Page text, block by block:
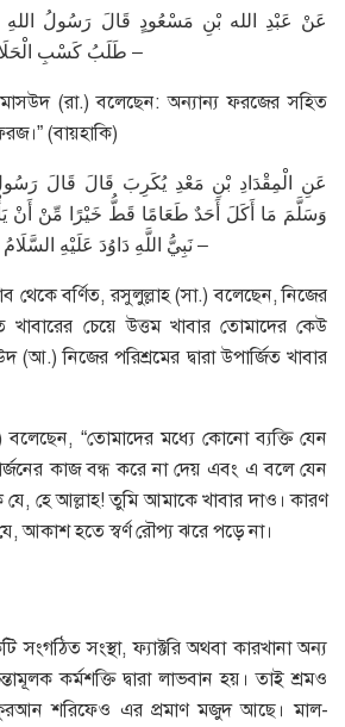
عَنْ عَبْدِ الله بْنِ مَسْعُودٍ قَالَ رَسُولُ
طَلَبُ كَسْبِ الْحَلَالِ فَرِيضَةُ بَعْدَ الْفَرِيضَةِ –
(রা.) বলেছেন: অন্যান্য ফরজের সহিত
(বায়হাকি)
عَنِ الْمِقْدَادِ بْنِ مَعْدِ يُكَرِبَ قَالَ قَالَ
وَسَلَّمَ مَا أَكَلَ أَحَدٌ طَعَامًا قَطُّ خَيْرًا مِّنْ أَنْ
نَبِيُّ اللَّهِ دَاوُدَ عَلَيْهِ السَّلَامُ كَانَ يَأْكُلُ مِنْ عَمَلِ يَدِهِ –
থেকে বর্ণিত, রসুলুল্লাহ (সা.) বলেছেন, নিজের
খাবারের চেয়ে উত্তম খাবার তোমাদের কেউ
(আ.) নিজের পরিশ্রমের দ্বারা উপার্জিত খাবার
“তোমাদের মধ্যে কোনো ব্যক্তি যেন
কাজ বন্ধ করে না দেয় এবং এ বলে যেন
যে, হে আল্লাহ! তুমি আমাকে খাবার দাও। কারণ
আকাশ হতে স্বর্ণ রৌপ্য ঝরে পড়ে না।
সংস্থা, ফ্যাক্টরি অথবা কারখানা অন্য
কর্মশক্তি দ্বারা লাভবান হয়। তাই শ্রমও
শরিফেও এর প্রমাণ মজুদ আছে। মাল-